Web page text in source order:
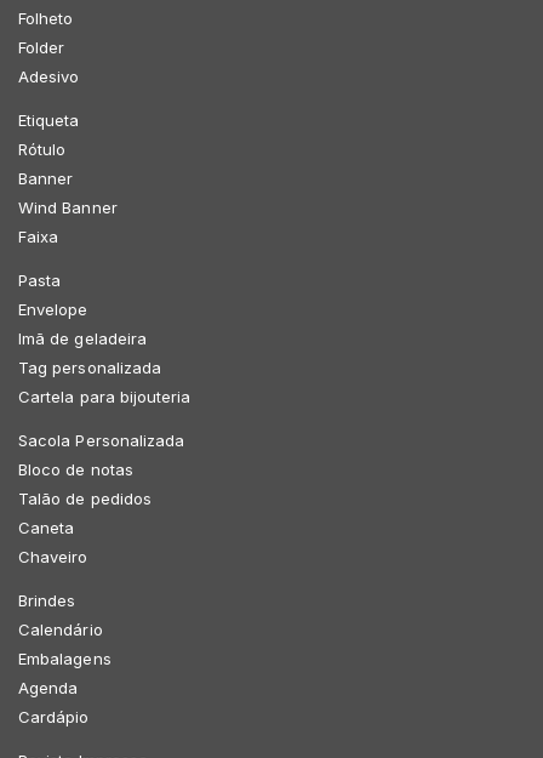
Folheto
Folder
Adesivo
Etiqueta
Rótulo
Banner
Wind Banner
Faixa
Pasta
Envelope
Imã de geladeira
Tag personalizada
Cartela para bijouteria
Sacola Personalizada
Bloco de notas
Talão de pedidos
Caneta
Chaveiro
Brindes
Calendário
Embalagens
Agenda
Cardápio